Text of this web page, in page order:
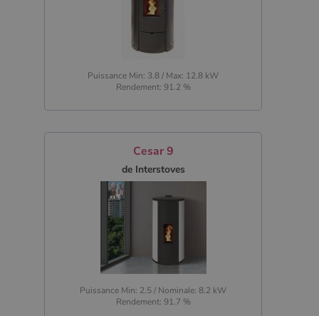
Puissance Min: 3.8 / Max: 12.8 kW
Rendement: 91.2 %
Cesar 9
de Interstoves
Puissance Min: 2.5 / Nominale: 8.2 kW
Rendement: 91.7 %